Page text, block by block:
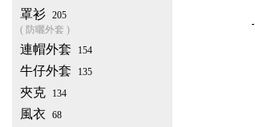
罩衫 205
( 防曬外套 )
連帽外套 154
牛仔外套 135
夾克 134
風衣 68